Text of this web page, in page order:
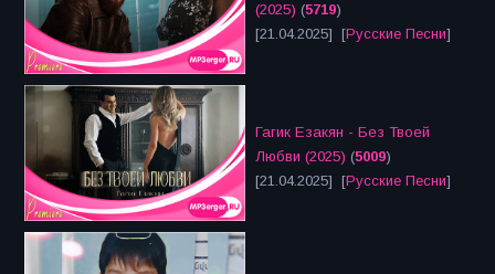
(2025) (5719)
[21.04.2025] [Русские Песни]
Гагик Езакян - Без Твоей
Любви (2025) (5009)
[21.04.2025] [Русские Песни]